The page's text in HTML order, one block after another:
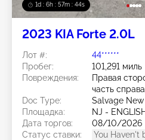
1d : 6h : 57m : 41s
2023 KIA Forte 2.0L
Лот #:
44******
Пробег:
101,291 миль
Повреждения:
Правая
часть справа
Doc Type:
Salvage
Площадка:
NJ -
Дата торгов:
08/10/2026
Статус ставки:
You Haven't